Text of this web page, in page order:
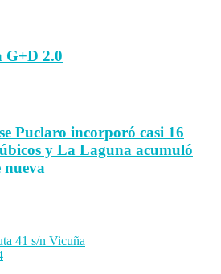
G+D 2.0
Puclaro incorporó casi 16
y La Laguna acumuló
nueva
41 s/n Vicuña